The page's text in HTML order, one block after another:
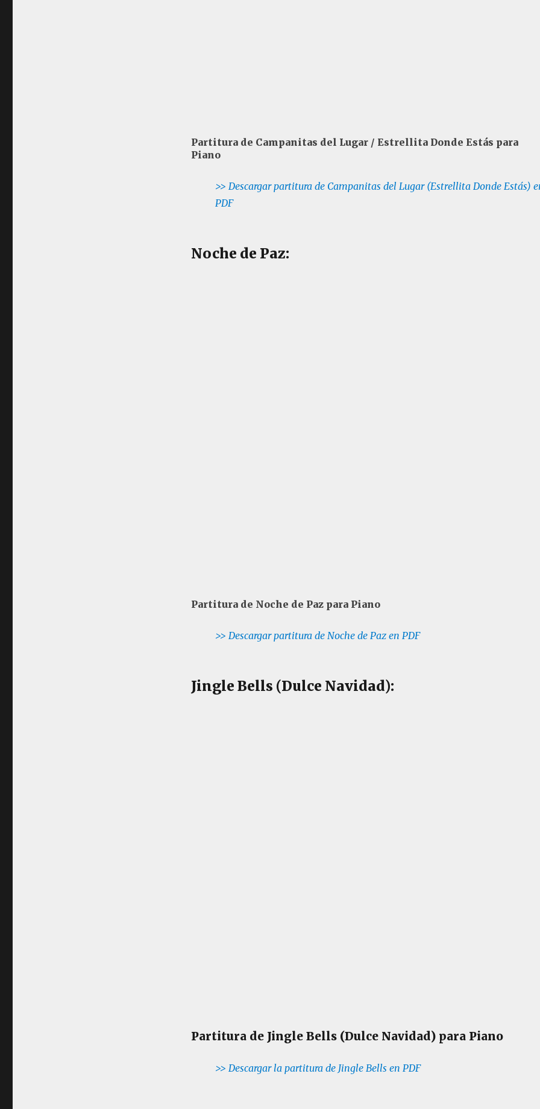
Partitura de Campanitas del Lugar / Estrellita Donde Estás para
Piano
>> Descargar partitura de Campanitas del Lugar (Estrellita Donde Estás)
PDF
Noche de Paz:
Partitura de Noche de Paz para Piano
>> Descargar partitura de Noche de Paz en PDF
Jingle Bells (Dulce Navidad):
Partitura de Jingle Bells (Dulce Navidad) para Piano
>> Descargar la partitura de Jingle Bells en PDF